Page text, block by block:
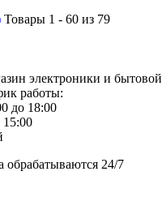
Товары 1 - 60 из 79
электроники и бытовой
работы:
до 18:00
15:00
обрабатываются 24/7